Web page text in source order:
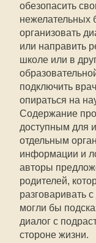
обезопасить
нежелательных
организовать
или направить
школе или в
подключить
опираться на
Содержание
доступным для
отдельным
информации и
авторы
родителей,
разговаривать
могли бы
диалог с
стороне жизни.